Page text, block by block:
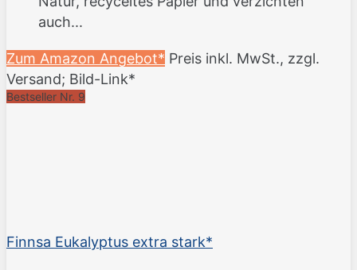
auch...
Zum Amazon Angebot* Preis inkl. MwSt., zzgl.
Versand; Bild-Link*
Bestseller Nr. 9
Finnsa Eukalyptus extra stark*